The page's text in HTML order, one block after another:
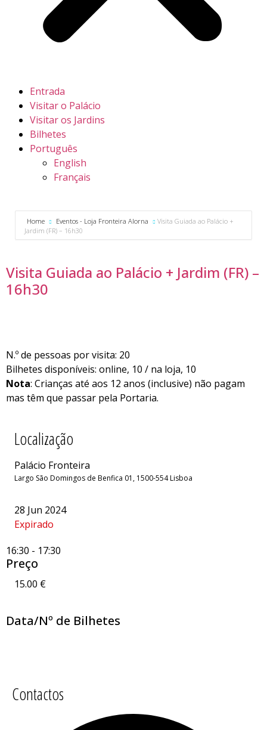
Entrada
Visitar o Palácio
Visitar os Jardins
Bilhetes
Português
English
Français
Home Eventos - Loja Fronteira Alorna
Visita Guiada ao Palácio +
Jardim (FR) – 16h30
Visita Guiada ao Palácio + Jardim (FR) –
16h30
N.º de pessoas por visita: 20
Bilhetes disponíveis: online, 10 / na loja, 10
Nota: Crianças até aos 12 anos (inclusive) não pagam
mas têm que passar pela Portaria.
Localização
Palácio Fronteira
Largo São Domingos de Benfica 01, 1500-554 Lisboa
28 Jun 2024
Expirado
16:30 - 17:30
Preço
15.00 €
Data/Nº de Bilhetes
Contactos